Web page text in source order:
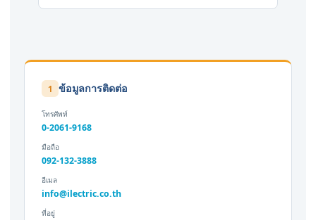
1 ข้อมูลการติดต่อ
โทรศัพท์
0-2061-9168
มือถือ
092-132-3888
อีเมล
info@ilectric.co.th
ที่อยู่